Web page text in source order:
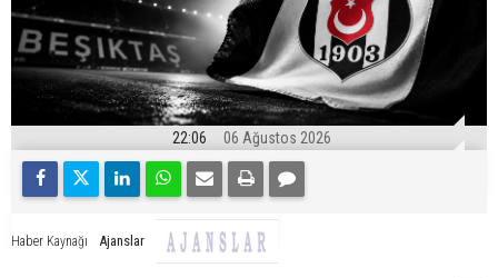
22:06 06 Ağustos 2026
Haber Kaynağı Ajanslar